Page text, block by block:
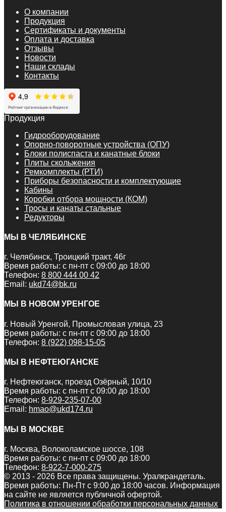
О компании
Продукция
Сертификаты и документы
Оплата и доставка
Отзывы
Новости
Наши склады
Контакты
Продукция
Гидрооборудование
Опорно-поворотные устройства (ОПУ)
Блоки полиспаста и канатные блоки
Плиты скольжения
Ремкомплекты (РТИ)
Приборы безопасности и комплектующие
Кабины
Коробки отбора мощности (КОМ)
Тросы и канаты стальные
Редукторы
МЫ В ЧЕЛЯБИНСКЕ
г. Челябинск, Троицкий тракт, 46г
Время работы: с пн-пт с 09:00 до 18:00
Телефон: 8 800 444 00 42
Email: ukd74@bk.ru
МЫ В НОВОМ УРЕНГОЕ
г. Новый Уренгой, Промысловая улица, 23
Время работы: с пн-пт с 09:00 до 18:00
Телефон: 8 (922) 098-15-05
МЫ В НЕФТЕЮГАНСКЕ
г. Нефтеюганск, проезд Озёрный, 10/10
Время работы: с пн-пт с 09:00 до 18:00
Телефон: 8-929-235-07-00
Email: hmao@ukd174.ru
МЫ В МОСКВЕ
г. Москва, Волоколамское шоссе, 108
Время работы: с пн-пт с 09:00 до 18:00
Телефон: 8-922-7-000-275
© 2013 - 2026 Все права защищены. Уралкрандеталь.
Время работы: Пн-Пт c 9:00 до 18:00 часов. Информация
на сайте не является публичной офертой.
Политика в отношении обработки персональных данных